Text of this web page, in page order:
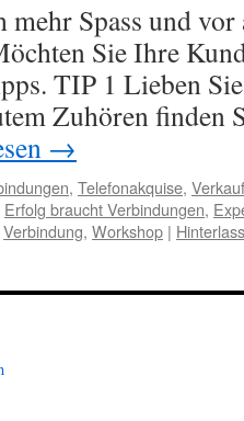
mehr Spass und
Sie Ihre
TIP 1 Lieben
Zuhören finden
→
, Telefonakquise,
Erfolg braucht Verbindungen,
Verbindung, Workshop |